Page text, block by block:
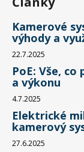
Kamerové
výhody a
22.7.2025
PoE: Vše,
a výkonu
4.7.2025
Elektrické
kamerový
27.6.2025